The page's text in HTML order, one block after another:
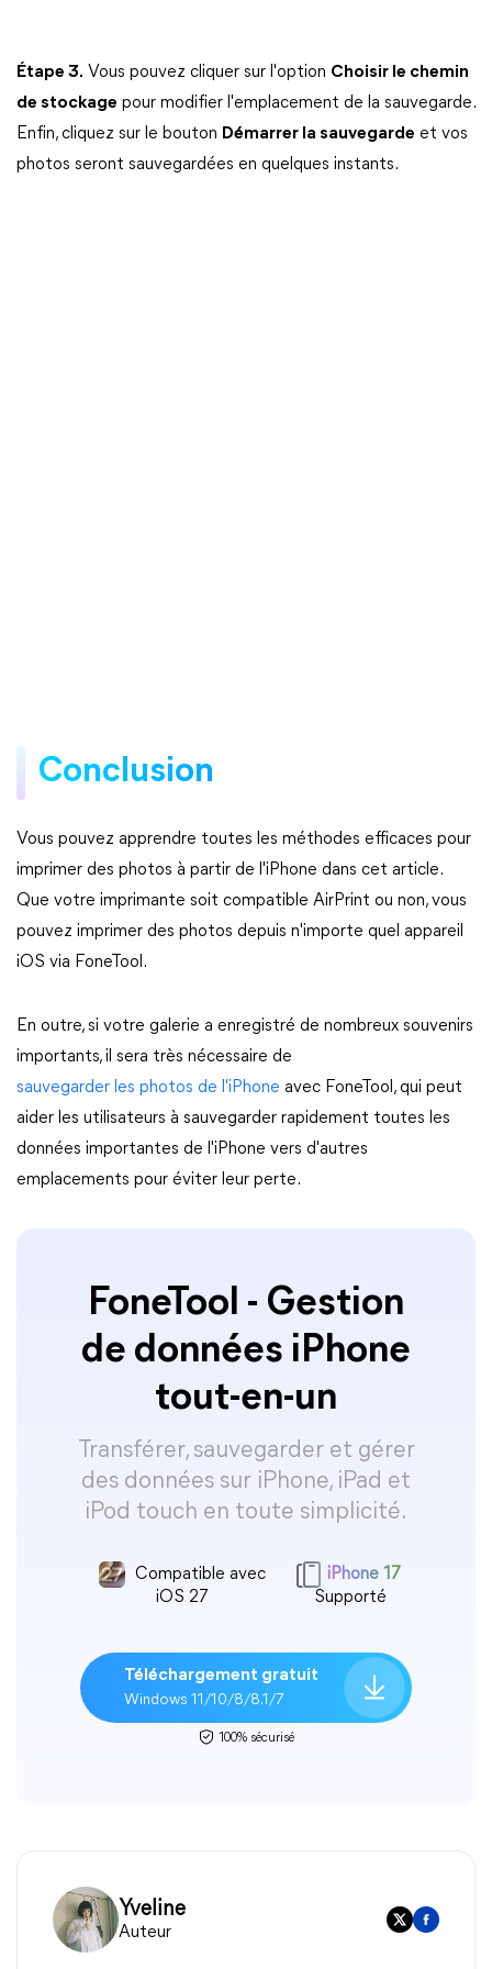
Étape 3. Vous pouvez cliquer sur l'option Choisir le chemin
de stockage pour modifier l'emplacement de la sauvegarde.
Enfin, cliquez sur le bouton Démarrer la sauvegarde et vos
photos seront sauvegardées en quelques instants.
Conclusion
Vous pouvez apprendre toutes les méthodes efficaces pour
imprimer des photos à partir de l'iPhone dans cet article.
Que votre imprimante soit compatible AirPrint ou non, vous
pouvez imprimer des photos depuis n'importe quel appareil
iOS via FoneTool.
En outre, si votre galerie a enregistré de nombreux souvenirs
importants, il sera très nécessaire de
sauvegarder les photos de l'iPhone avec FoneTool, qui peut
aider les utilisateurs à sauvegarder rapidement toutes les
données importantes de l'iPhone vers d'autres
emplacements pour éviter leur perte.
FoneTool - Gestion
de données iPhone
tout-en-un
Transférer, sauvegarder et gérer
des données sur iPhone, iPad et
iPod touch en toute simplicité.
Compatible avec
iOS 27
iPhone 17
Supporté
Téléchargement gratuit
Windows 11/10/8/8.1/7
100% sécurisé
Yveline
Auteur